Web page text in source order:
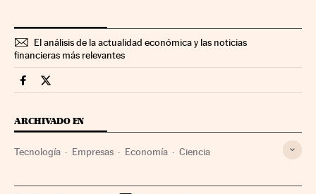
El análisis de la actualidad económica y las noticias
financieras más relevantes
Companias Cinco Días en Facebook
Companias Cinco Días en Twitter
ARCHIVADO EN
Tecnología Empresas Economía Ciencia